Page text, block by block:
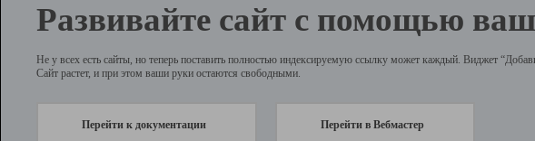
Развивайте сайт с помощью
Не у всех есть сайты, но теперь поставить полностью индексируемую ссылку может каждый. Виджет
Сайт растет, и при этом ваши руки остаются свободными.
Перейти к документации Перейти в Вебмастер